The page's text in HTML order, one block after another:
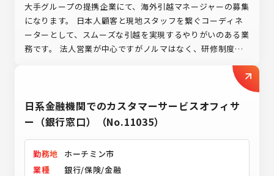
大手グループの提携企業にて、海外引越マネージャーの募集
になります。 日本人顧客と現地スタッフを繋ぐコーディネ
ーターとして、スムーズな引越を実現するやりがいのある業
務です。 法人営業が中心ですがノルマはなく、研修制度や
将来的なキャリアパスも完備された安定した環境。 これま
での顧客対応や営業経験を活かし、グローバルに活躍した
い方に最適です。 ハノイで新たなキャリアを築くチャンス
を、ぜひ手にしてみませんか。
日系金融機関でのカスタマーサービスオフィサ
ー（銀行窓口）（No.11035）
勤務地
ホーチミン市
業種
銀行/保険/金融